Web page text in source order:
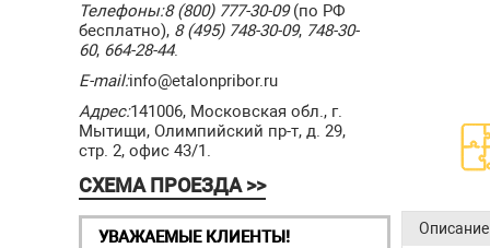
Телефоны:8 (800) 777-30-09(по РФ
бесплатно), 8 (495) 748-30-09, 748-30-
60, 664-28-44.
E-mail:info@etalonpribor.ru
Адрес:141006, Московская обл., г.
Мытищи, Олимпийский пр-т, д. 29,
стр. 2, офис 43/1.
СХЕМА ПРОЕЗДА >>
УВАЖАЕМЫЕ КЛИЕНТЫ!
Описание